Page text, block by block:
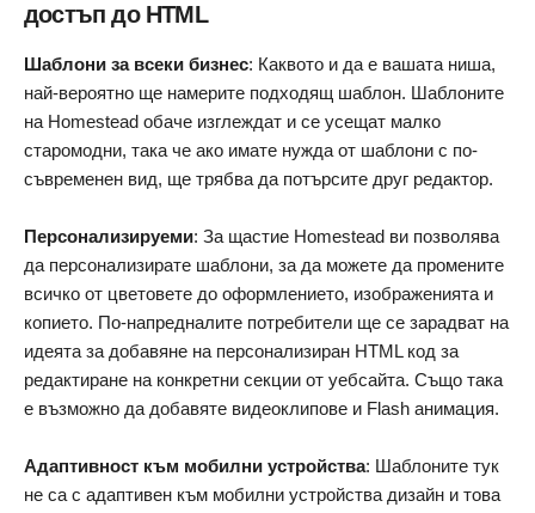
достъп до HTML
Шаблони за всеки бизнес: Каквото и да е вашата ниша,
най-вероятно ще намерите подходящ шаблон. Шаблоните
на Homestead обаче изглеждат и се усещат малко
старомодни, така че ако имате нужда от шаблони с по-
съвременен вид, ще трябва да потърсите друг редактор.
Персонализируеми: За щастие Homestead ви позволява
да персонализирате шаблони, за да можете да промените
всичко от цветовете до оформлението, изображенията и
копието. По-напредналите потребители ще се зарадват на
идеята за добавяне на персонализиран HTML код за
редактиране на конкретни секции от уебсайта. Също така
е възможно да добавяте видеоклипове и Flash анимация.
Адаптивност към мобилни устройства: Шаблоните тук
не са с адаптивен към мобилни устройства дизайн и това